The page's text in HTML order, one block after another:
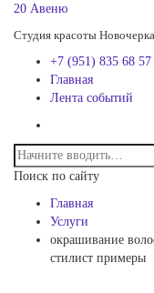
20 Авеню
Студия красоты
+7 (951) 835 68 57
Главная
Лента событий
Поиск по сайту
Главная
Услуги
окрашивание
стилист примеры